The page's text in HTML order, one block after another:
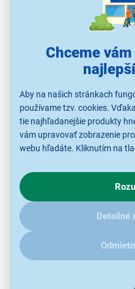
Chceme
Aby na našich stránkach
používame tzv. cookies.
tie najhľadanejšie produkty
vám upravovať zobrazenie
webu hľadáte. Kliknutím na
o chovaní na webe pre
V prípade že vás zaujímajú
ďalšími údaji pracujeme,
Detailné
Neoceniteľný
poteší svojou
taniers priemerom
taniera umožňuje